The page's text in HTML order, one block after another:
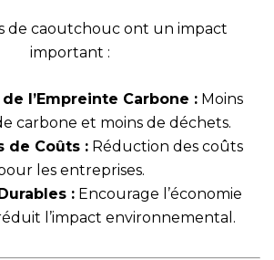
de caoutchouc ont un impact
important :
l’Empreinte Carbone : Moins
carbone et moins de déchets.
de Coûts :Réduction des coûts
les entreprises.
: Encourage l’économie
l’impact environnemental.